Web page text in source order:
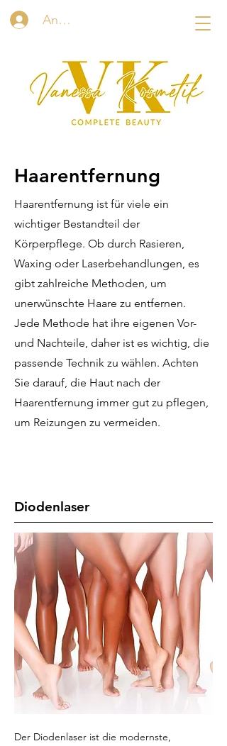
Anmelden
Haarentfernung
Haarentfernung ist für viele ein
wichtiger Bestandteil der
Körperpflege. Ob durch Rasieren,
Waxing oder Laserbehandlungen, es
gibt zahlreiche Methoden, um
unerwünschte Haare zu entfernen.
Jede Methode hat ihre eigenen Vor-
und Nachteile, daher ist es wichtig, die
passende Technik zu wählen. Achten
Sie darauf, die Haut nach der
Haarentfernung immer gut zu pflegen,
um Reizungen zu vermeiden.
Diodenlaser
Der Diodenlaser ist die modernste,